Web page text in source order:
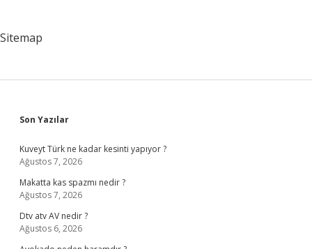
Sitemap
Sidebar
Son Yazılar
Kuveyt Türk ne kadar kesinti yapıyor ?
Ağustos 7, 2026
Makatta kas spazmı nedir ?
Ağustos 7, 2026
Dtv atv AV nedir ?
Ağustos 6, 2026